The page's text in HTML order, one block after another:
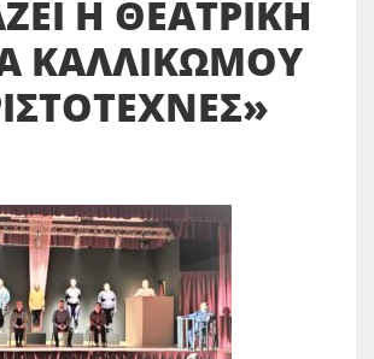
Η ΘΕΑΤΡΙΚΗ
ΚΑΛΛΙΚΩΜΟΥ